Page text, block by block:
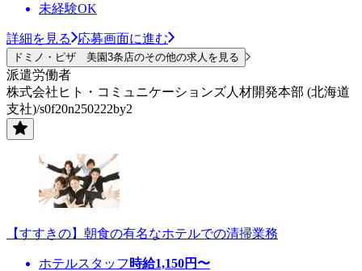
未経験OK
詳細を見る 応募画面に進む
ドミノ・ピザ 美園3条店のその他の求人を見る
派遣労働者
株式会社ヒト・コミュニケーションズ人材開発本部 (北海道
支社)/s0f20n250222by2
【すすきの】朝食の有名なホテルでの清掃業務
ホテルスタッフ 時給1,150円〜